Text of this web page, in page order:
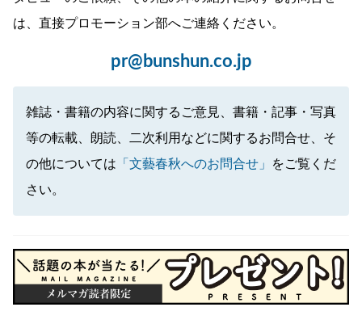
は、直接プロモーション部へご連絡ください。
pr@bunshun.co.jp
雑誌・書籍の内容に関するご意見、書籍・記事・写真
等の転載、朗読、二次利用などに関するお問合せ、そ
の他については 「文藝春秋へのお問合せ」
をご覧くだ
さい。